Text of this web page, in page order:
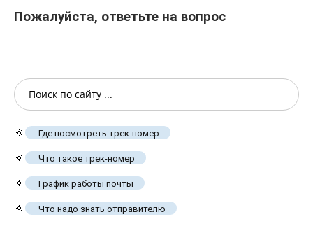
Пожалуйста, ответьте на вопрос
🔅 Где посмотреть трек-номер
🔅 Что такое трек-номер
🔅 График работы почты
🔅 Что надо знать отправителю